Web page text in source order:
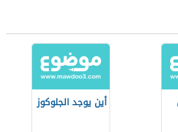
أين يوجد الجلوكوز